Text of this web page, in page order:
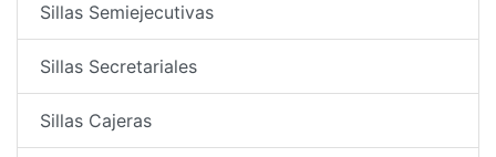
Sillas Semiejecutivas
Sillas Secretariales
Sillas Cajeras